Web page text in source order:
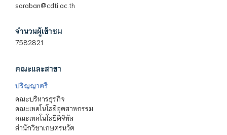
saraban@cdti.ac.th
จำนวนผู้เข้าชม
7582821
คณะและสาขา
ปริญญาตรี
คณะบริหารธุรกิจ
คณะเทคโนโลยีอุตสาหกรรม
คณะเทคโนโลยีดิจิทัล
สำนักวิชาเกษตรนวัต